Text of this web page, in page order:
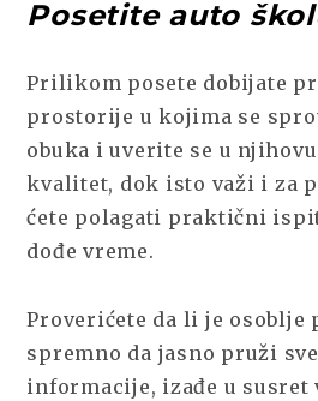
Posetite auto
Prilikom posete dobijate
prostorije u kojima se
obuka i uverite se u
kvalitet, dok isto važi i za
ćete polagati praktični
dođe vreme.
Proverićete da li je
spremno da jasno pruži
informacije, izađe u susret